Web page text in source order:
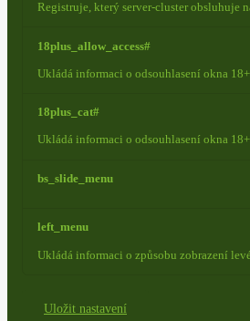
Registruje, který server-cluster obsluhuje
18plus_allow_access#
Ukládá informaci o odsouhlasení okna
18plus_cat#
Ukládá informaci o odsouhlasení okna
bs_slide_menu
left_menu
Ukládá informaci o způsobu zobrazení
Uložit nastavení